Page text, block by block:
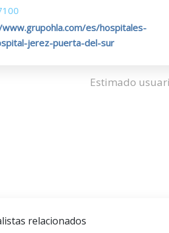
es/hospitales-
jerez-puerta-del-sur
Estimado
relacionados